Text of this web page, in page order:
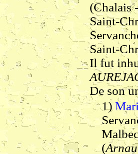
(Chalais
Saint-
Saint-
Il fut
De son
1)
(